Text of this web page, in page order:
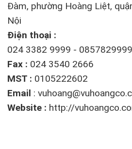
Đàm, phường Hoàng Liệt,
Nội
Điện thoại :
024 3382 9999 - 0857829999
Fax : 024 3540 2666
MST : 0105222602
Email :
Website : http://